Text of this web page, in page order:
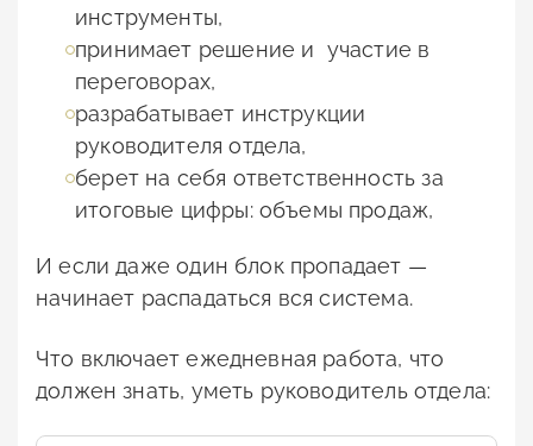
инструменты,
принимает решение и участие в
переговорах,
разрабатывает инструкции
руководителя отдела,
берет на себя ответственность за
итоговые цифры: объемы продаж,
И если даже один блок пропадает —
начинает распадаться вся система.
Что включает ежедневная работа, что
должен знать, уметь руководитель отдела: